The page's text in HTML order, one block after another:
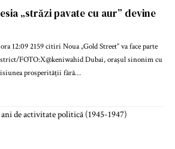
„străzi pavate cu aur” devine
12:09 2159 citiri Noua „Gold Street” va face parte
FOTO:X@keniwahid Dubai, orașul sinonim cu
prosperității fără…